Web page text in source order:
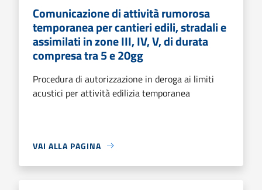
Comunicazione di attività rumorosa
temporanea per cantieri edili, stradali e
assimilati in zone III, IV, V, di durata
compresa tra 5 e 20gg
Procedura di autorizzazione in deroga ai limiti
acustici per attività edilizia temporanea
VAI ALLA PAGINA